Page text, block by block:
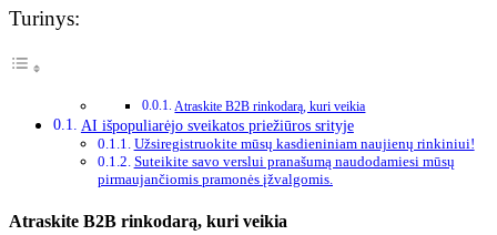
Turinys:
Atraskite B2B rinkodarą, kuri veikia
AI išpopuliarėjo sveikatos priežiūros srityje
Užsiregistruokite mūsų kasdieniniam naujienų rinkiniui!
Suteikite savo verslui pranašumą naudodamiesi mūsų
pirmaujančiomis pramonės įžvalgomis.
Atraskite B2B rinkodarą, kuri veikia